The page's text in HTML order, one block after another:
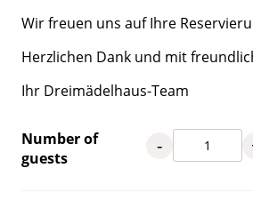
Wir freuen uns auf Ihre
Herzlichen Dank und mit
Ihr Dreimädelhaus-Team
Number of
guests
-